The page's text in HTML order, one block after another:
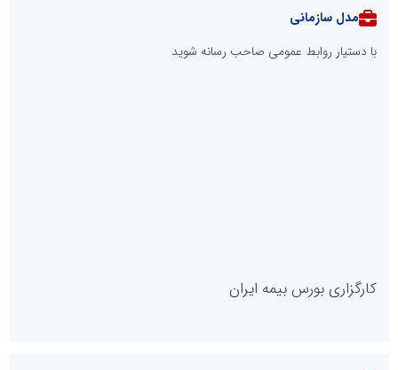
مدل سازمانی
با دستیار روابط عمومی صاحب رسانه شوید
کارگزاری بورس بیمه ایران